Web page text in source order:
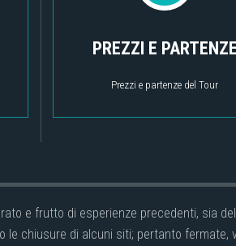
PREZZI E PARTENZE
Prezzi e partenze del Tour
e frutto di esperienze precedenti, sia
le chiusure di alcuni siti; pertanto